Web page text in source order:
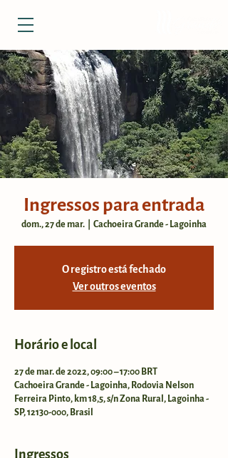
Ingressos para entrada
dom., 27 de mar. Cachoeira Grande - Lagoinha
O registro está fechado
Ver outros eventos
Horário e local
27 de mar. de 2022, 09:00 – 17:00 BRT
Cachoeira Grande - Lagoinha, Rodovia Nelson
Ferreira Pinto, km 18,5, s/n Zona Rural, Lagoinha -
SP, 12130-000, Brasil
Ingressos